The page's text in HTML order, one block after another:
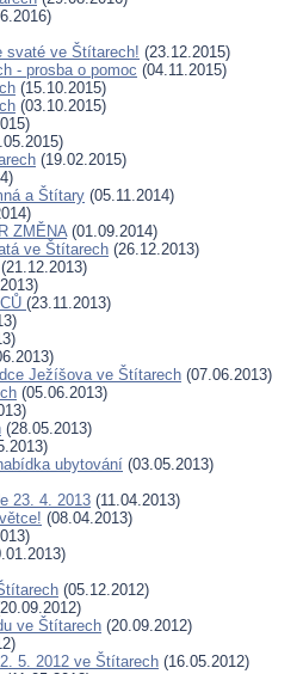
svaté ve Štítarech! (23.12.2015)
- prosba o pomoc (04.11.2015)
(15.10.2015)
(03.10.2015)
(19.02.2015)
a Štítary (05.11.2014)
ZMĚNA(01.09.2014)
ve Štítarech (26.12.2013)
(21.12.2013)
(23.11.2013)
Ježíšova ve Štítarech (07.06.2013)
(05.06.2013)
(28.05.2013)
ubytování (03.05.2013)
23. 4. 2013 (11.04.2013)
(08.04.2013)
(05.12.2012)
ve Štítarech (20.09.2012)
5. 2012 ve Štítarech (16.05.2012)